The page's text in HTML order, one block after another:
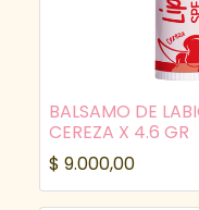
BALSAMO DE
CEREZA X 4.6 GR
$ 9.000,00